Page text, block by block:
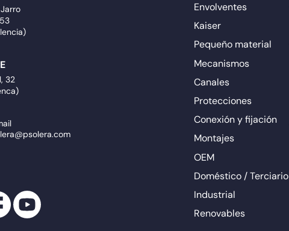
32
Envolventes
Kaiser
Pequeño material
Mecanismos
Canales
Protecciones
Conexión y fijación
Montajes
OEM
Doméstico / Terciario
Industrial
Renovables